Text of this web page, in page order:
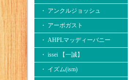
・ アンクルジョッシュ
・ アーボガスト
・ AHPLマッディーバニー
・ issei 【一誠】
・ イズム(ism)